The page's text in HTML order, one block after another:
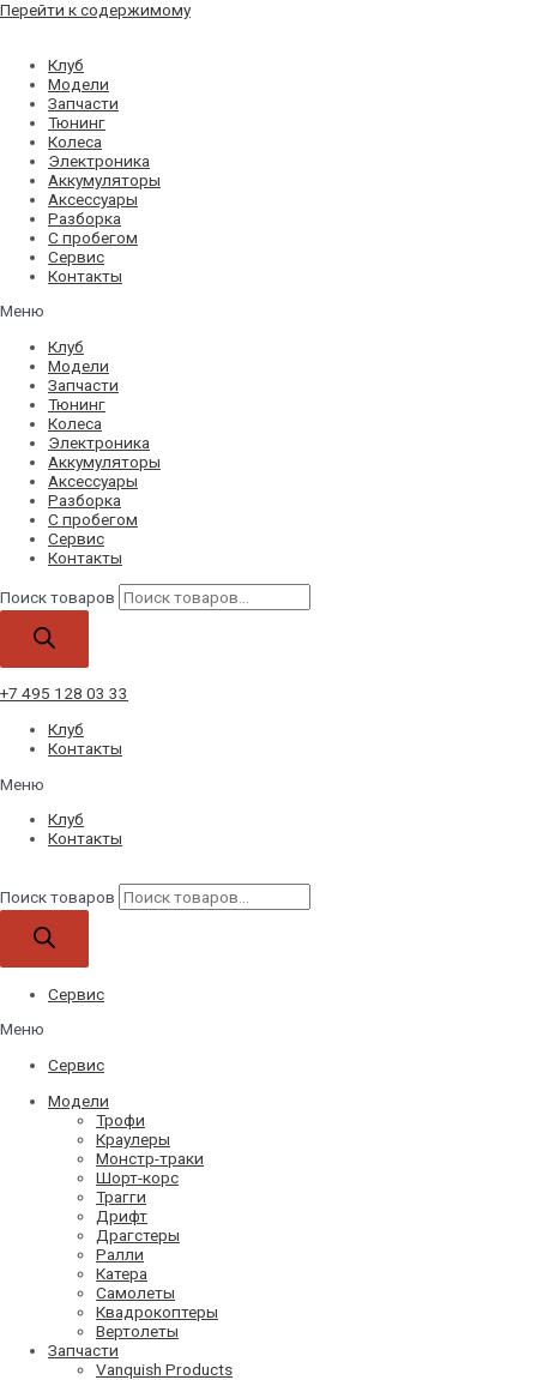
Перейти к содержимому
Клуб
Модели
Запчасти
Тюнинг
Колеса
Электроника
Аккумуляторы
Аксессуары
Разборка
С пробегом
Сервис
Контакты
Меню
Клуб
Модели
Запчасти
Тюнинг
Колеса
Электроника
Аккумуляторы
Аксессуары
Разборка
С пробегом
Сервис
Контакты
Поиск товаров
+7 495 128 03 33
Клуб
Контакты
Меню
Клуб
Контакты
Поиск товаров
Сервис
Меню
Сервис
Модели
Трофи
Краулеры
Монстр-траки
Шорт-корс
Трагги
Дрифт
Драгстеры
Ралли
Катера
Самолеты
Квадрокоптеры
Вертолеты
Запчасти
Vanquish Products